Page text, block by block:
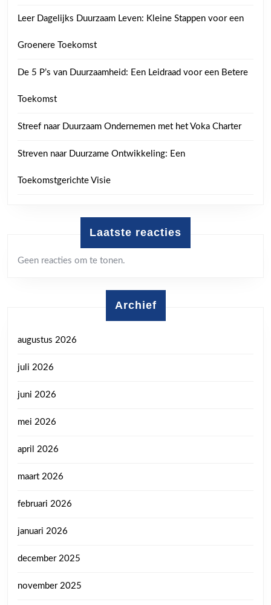
Leer Dagelijks Duurzaam Leven: Kleine Stappen voor een
Groenere Toekomst
De 5 P’s van Duurzaamheid: Een Leidraad voor een Betere
Toekomst
Streef naar Duurzaam Ondernemen met het Voka Charter
Streven naar Duurzame Ontwikkeling: Een
Toekomstgerichte Visie
Laatste reacties
Geen reacties om te tonen.
Archief
augustus 2026
juli 2026
juni 2026
mei 2026
april 2026
maart 2026
februari 2026
januari 2026
december 2025
november 2025